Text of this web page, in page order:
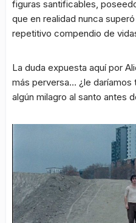
figuras santificables,
que en realidad nunca
repetitivo compendio de
La duda expuesta aquí por
más perversa… ¿le daríamos
algún milagro al santo antes